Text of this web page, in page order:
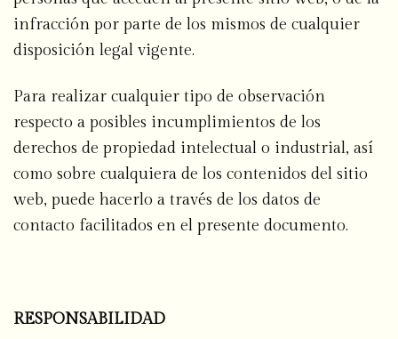
infracción por parte de los mismos de cualquier
disposición legal vigente.
Para realizar cualquier tipo de observación
respecto a posibles incumplimientos de los
derechos de propiedad intelectual o industrial, así
como sobre cualquiera de los contenidos del sitio
web, puede hacerlo a través de los datos de
contacto facilitados en el presente documento.
RESPONSABILIDAD